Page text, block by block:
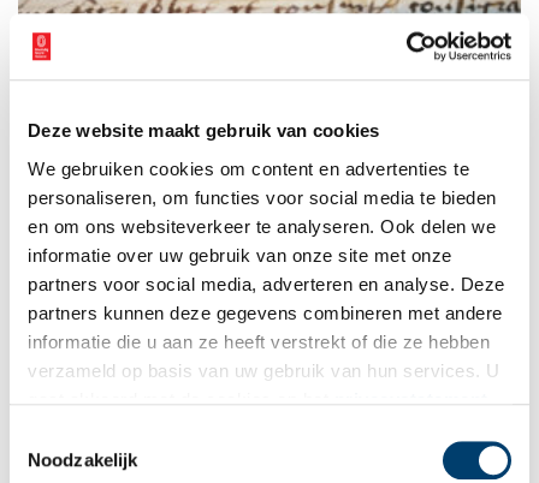
Deze website maakt gebruik van cookies
We gebruiken cookies om content en advertenties te
personaliseren, om functies voor social media te bieden
en om ons websiteverkeer te analyseren. Ook delen we
informatie over uw gebruik van onze site met onze
partners voor social media, adverteren en analyse. Deze
partners kunnen deze gegevens combineren met andere
informatie die u aan ze heeft verstrekt of die ze hebben
verzameld op basis van uw gebruik van hun services. U
Noodzakelijk
Warmenhuizen
Elke maand plaatst het Regionaal Archief Alkmaar een
bijzonder archiefstuk uit de collectie in de schijnwerpers. Deze
keer: 40 dagen minder vagevuur na een bezoek aan
Warmenhuizen. In 1508 werd de pas verbouwde kerk van
Warmenhuizen geopend. De bisschop die de kerk wijdde,
verleende ook een aflaat: als je naar het St. Anna-altaar kwam
en daar “godvruchtige werken” verrichte, verdiende je daarmee
een ‘strafvermindering’ van 40 dagen op de boete die je moest
doen voor je zonden.
3 min